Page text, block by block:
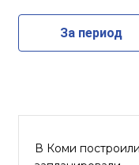
За период
В Коми